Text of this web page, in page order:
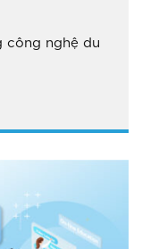
công nghệ du